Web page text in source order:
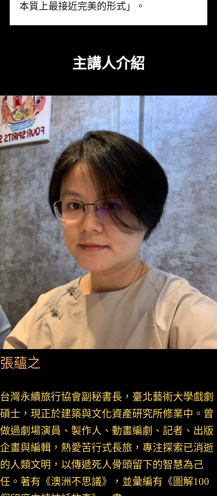
本質上最接近完美的形式」。
主講人介紹
張蘊之
台灣永續旅行協會副秘書長，臺北藝術大學戲劇
碩士，現正於建築與文化資產研究所修業中。曾
做過劇場演員、製作人、動畫編劇、記者、出版
企畫與編輯，熱愛苦行式長旅，專注探索已消逝
的人類文明，以傳遞死人骨頭留下的智慧為己
任。著有《澳洲不思議》，並彙編有《圖解100